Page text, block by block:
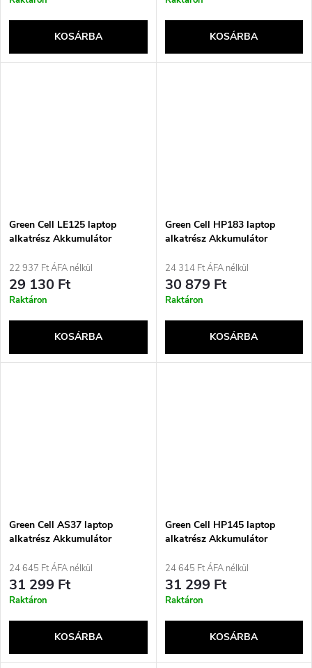
KOSÁRBA KOSÁRBA
Green Cell LE125 laptop
alkatrész Akkumulátor
22 937 Ft ÁFA nélkül
29 130 Ft
Raktáron
KOSÁRBA
Green Cell HP183 laptop
alkatrész Akkumulátor
24 314 Ft ÁFA nélkül
30 879 Ft
Raktáron
KOSÁRBA
Green Cell AS37 laptop
alkatrész Akkumulátor
24 645 Ft ÁFA nélkül
31 299 Ft
Raktáron
KOSÁRBA
Green Cell HP145 laptop
alkatrész Akkumulátor
24 645 Ft ÁFA nélkül
31 299 Ft
Raktáron
KOSÁRBA